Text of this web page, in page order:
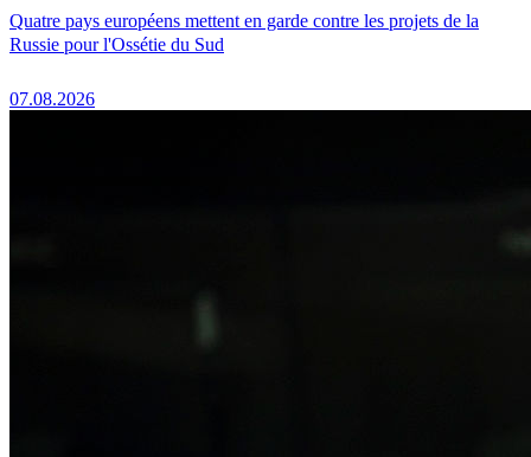
Quatre pays européens mettent en garde contre les projets de la
Russie pour l'Ossétie du Sud
07.08.2026